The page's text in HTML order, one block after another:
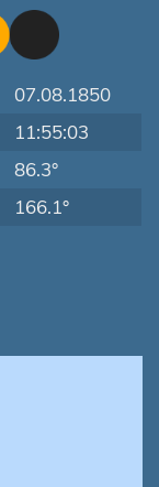
07.08.1850
11:55:03
86.3°
166.1°